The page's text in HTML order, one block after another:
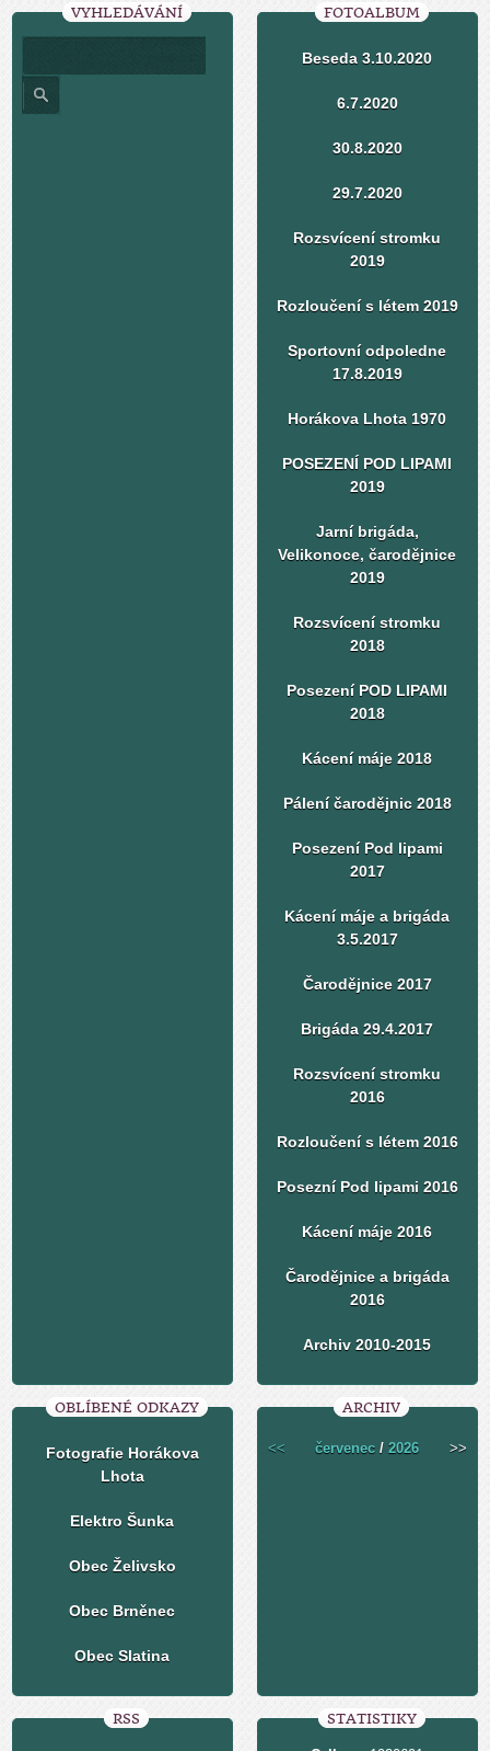
VYHLEDÁVÁNÍ FOTOALBUM
Beseda 3.10.2020
6.7.2020
30.8.2020
29.7.2020
Rozsvícení stromku
2019
Rozloučení s létem 2019
Sportovní odpoledne
17.8.2019
Horákova Lhota 1970
POSEZENÍ POD LIPAMI
2019
Jarní brigáda,
Velikonoce, čarodějnice
2019
Rozsvícení stromku
2018
Posezení POD LIPAMI
2018
Kácení máje 2018
Pálení čarodějnic 2018
Posezení Pod lipami
2017
Kácení máje a brigáda
3.5.2017
Čarodějnice 2017
Brigáda 29.4.2017
Rozsvícení stromku
2016
Rozloučení s létem 2016
Posezní Pod lipami 2016
Kácení máje 2016
Čarodějnice a brigáda
2016
Archiv 2010-2015
OBLÍBENÉ ODKAZY
Fotografie Horákova
Lhota
Elektro Šunka
Obec Želivsko
Obec Brněnec
Obec Slatina
ARCHIV
<< červenec /2026 >>
RSS STATISTIKY